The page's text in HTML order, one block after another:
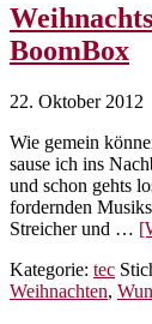
BoomBox
22. Oktober 2012
Wie gemein
sause ich ins
und schon gehts
fordernden
Streicher und …
Kategorie: tec
Weihnachten,